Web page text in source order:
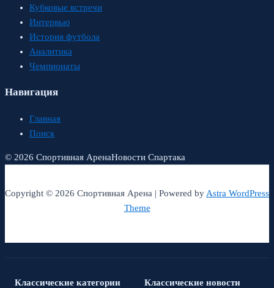
Кубковые встречи
Интервью
История футбола
Аналитика
Чемпионаты
Навигация
Главная
Поиск
© 2026 Спортивная АренаНовости Спартака
Copyright © 2026 Спортивная Арена | Powered byAstra WordPress
Theme
Классические категории Классические новости